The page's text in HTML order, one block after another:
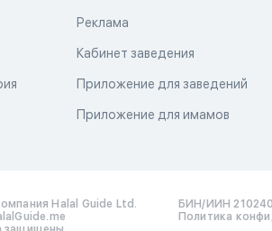
Реклама
Кабинет заведения
Приложение для заведений
Приложение для имамов
Halal Guide Ltd.
БИН/ИИН
Политика